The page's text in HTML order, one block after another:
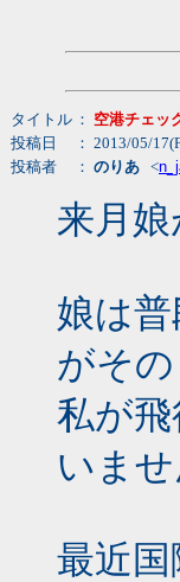
タイトル ： 空港チェッ
投稿日
： 2013/05/
投稿者
： のりあ <
来月
娘は
がそ
私が
いませ
最近